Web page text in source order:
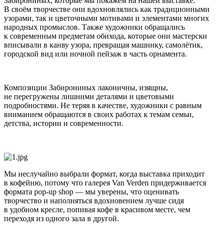
В своём творчестве они вдохновлялись как традиционными
узорами, так и цветочными мотивами и элементами многих
народных промыслов. Также художники обращались
к современным предметам обихода, которые они мастерски
вписывали в канву узора, превращая машинку, самолётик,
городской вид или ночной пейзаж в часть орнамента.
Композиции Забирониных лаконичны, изящны,
не перегружены лишними деталями и цветовыми
подробностями. Не теряя в качестве, художники с равным
вниманием обращаются в своих работах к темам семьи,
детства, истории и современности.
Мы неслучайно выбрали формат, когда выставка приходит
в кофейню, потому что галерея Van Verden придерживается
формата pop-up shop — мы уверены, что оценивать
творчество и наполняться вдохновением лучше сидя
в удобном кресле, попивая кофе в красивом месте, чем
переходя из одного зала в другой.